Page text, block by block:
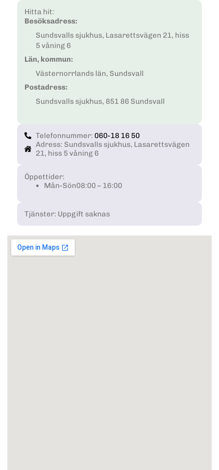
Hitta hit:
Besöksadress:
Sundsvalls sjukhus, Lasarettsvägen 21, hiss
5 våning 6
Län, kommun:
Västernorrlands län, Sundsvall
Postadress:
Sundsvalls sjukhus, 851 86 Sundsvall
Telefonnummer: 060-18 16 50
Adress: Sundsvalls sjukhus, Lasarettsvägen
21, hiss 5 våning 6
Öppettider:
Mån-Sön08:00 – 16:00
Tjänster: Uppgift saknas